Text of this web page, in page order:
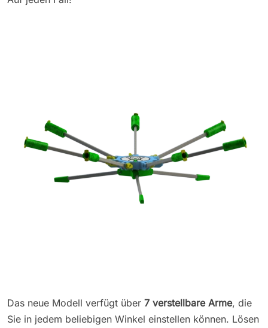
Das neue Modell verfügt über 7 verstellbare Arme, die
Sie in jedem beliebigen Winkel einstellen können. Lösen